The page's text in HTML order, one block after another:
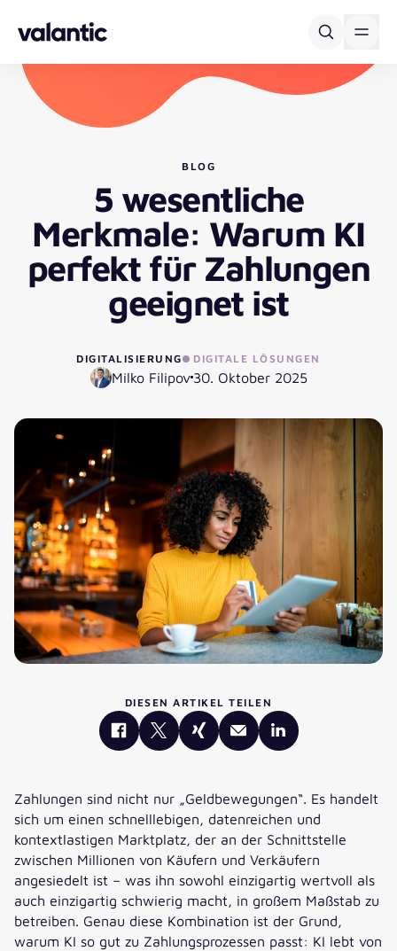
BLOG
5 wesentliche
Merkmale: Warum KI
perfekt für Zahlungen
geeignet ist
DIGITALISIERUNG DIGITALE LÖSUNGEN
Milko Filipov30. Oktober 2025
DIESEN ARTIKEL TEILEN
Zahlungen sind nicht nur „Geldbewegungen“. Es handelt
sich um einen schnelllebigen, datenreichen und
kontextlastigen Marktplatz, der an der Schnittstelle
zwischen Millionen von Käufern und Verkäufern
angesiedelt ist – was ihn sowohl einzigartig wertvoll als
auch einzigartig schwierig macht, in großem Maßstab zu
betreiben. Genau diese Kombination ist der Grund,
warum KI so gut zu Zahlungsprozessen passt: KI lebt von